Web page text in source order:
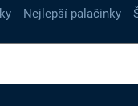
Nejlepší palačinky